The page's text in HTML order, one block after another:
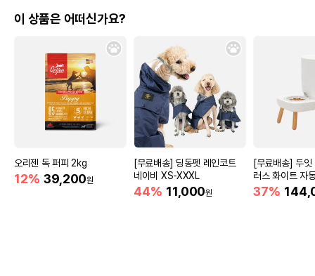
이 상품은 어떠신가요?
오리젠 독 퍼피 2kg
12% 39,200원
[무료배송] 딩동펫 레인코트
네이비 XS-XXXL
44% 11,000원
[무료배송] 두잇
러스 화이트 자
S/M
37%